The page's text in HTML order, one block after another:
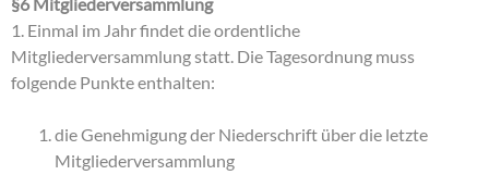
1. Einmal im Jahr findet die ordentliche
Mitgliederversammlung statt. Die Tagesordnung muss
folgende Punkte enthalten:
die Genehmigung der Niederschrift über die letzte
Mitgliederversammlung